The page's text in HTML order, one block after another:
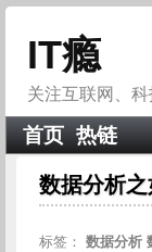
IT瘾
关注互联网、
首页 热链
数据分析
标签： 数据分析